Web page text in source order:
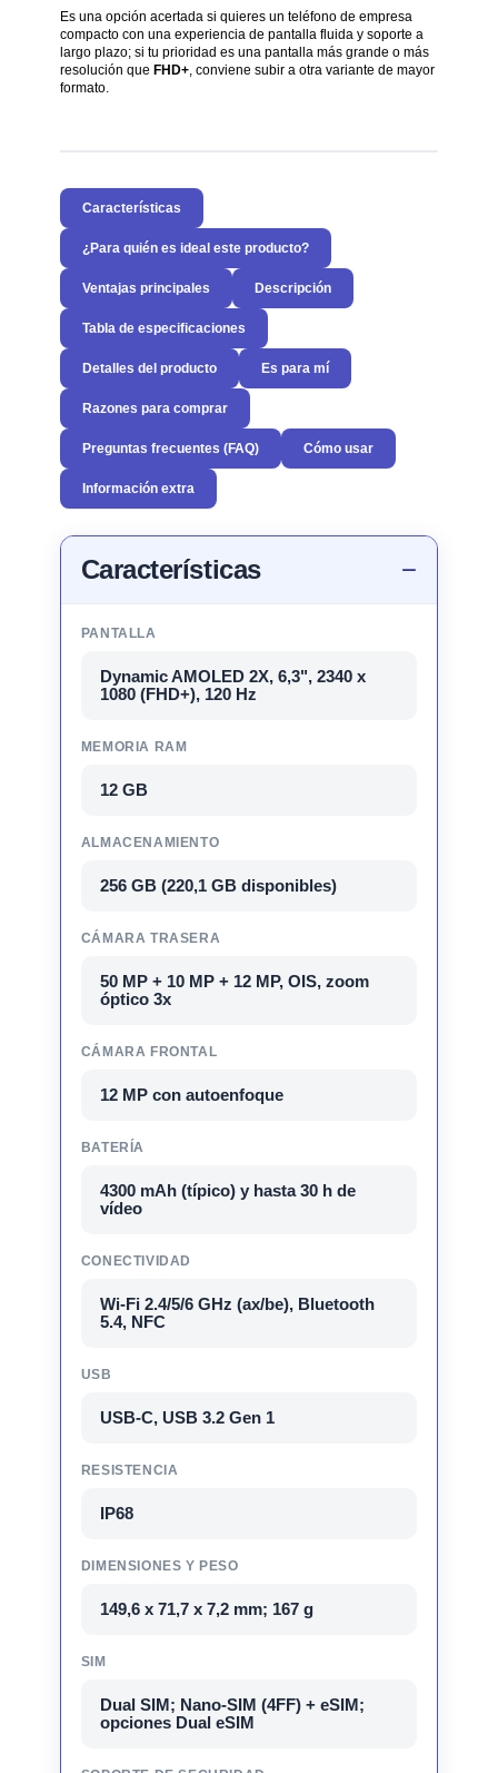
Es una opción acertada si quieres un teléfono de empresa
compacto con una experiencia de pantalla fluida y soporte a
largo plazo; si tu prioridad es una pantalla más grande o más
resolución que FHD+, conviene subir a otra variante de mayor
formato.
Características
¿Para quién es ideal este producto?
Ventajas principales Descripción
Tabla de especificaciones
Detalles del producto Es para mí
Razones para comprar
Preguntas frecuentes (FAQ) Cómo usar
Información extra
Características
PANTALLA
Dynamic AMOLED 2X, 6,3", 2340 x
1080 (FHD+), 120 Hz
MEMORIA RAM
12 GB
ALMACENAMIENTO
256 GB (220,1 GB disponibles)
CÁMARA TRASERA
50 MP + 10 MP + 12 MP, OIS, zoom
óptico 3x
CÁMARA FRONTAL
12 MP con autoenfoque
BATERÍA
4300 mAh (típico) y hasta 30 h de
vídeo
CONECTIVIDAD
Wi-Fi 2.4/5/6 GHz (ax/be), Bluetooth
5.4, NFC
USB
USB-C, USB 3.2 Gen 1
RESISTENCIA
IP68
DIMENSIONES Y PESO
149,6 x 71,7 x 7,2 mm; 167 g
SIM
Dual SIM; Nano-SIM (4FF) + eSIM;
opciones Dual eSIM